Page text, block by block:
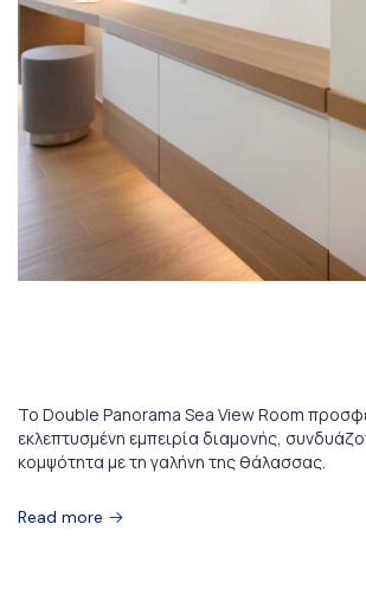
Το Double Panorama Sea View Room
εκλεπτυσμένη εμπειρία διαμονής,
κομψότητα με τη γαλήνη της θάλασσας.
Read more